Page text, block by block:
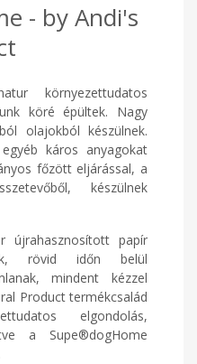
- by Andi's
környezettudatos
köré épültek. Nagy
olajokból készülnek.
káros anyagokat
főzött eljárással, a
készülnek
újrahasznosított papír
rövid időn belül
mindent kézzel
Product termékcsalád
elgondolás,
a Supe®dogHome